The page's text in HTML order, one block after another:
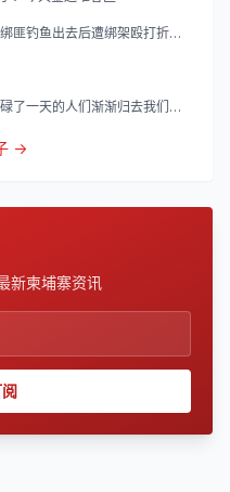
匪钓鱼出去后遭绑架殴打折
了一天的人们渐渐归去我们的
→
新柬埔寨资讯